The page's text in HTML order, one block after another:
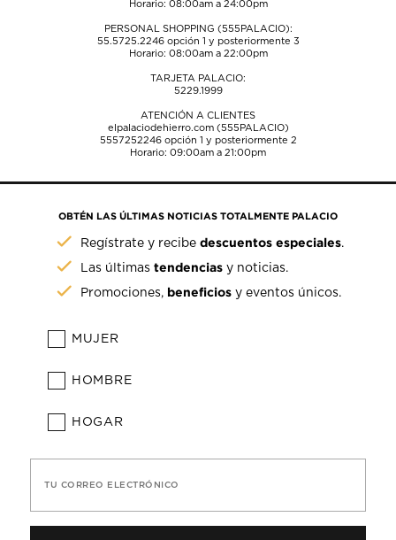
Horario: 08:00am a 24:00pm
PERSONAL SHOPPING (555PALACIO):
55.5725.2246opción 1 y posteriormente 3
Horario: 08:00am a 22:00pm
TARJETA PALACIO:
5229.1999
ATENCIÓN A CLIENTES
elpalaciodehierro.com (555PALACIO)
5557252246opción 1 y posteriormente 2
Horario: 09:00am a 21:00pm
OBTÉN LAS ÚLTIMAS NOTICIAS TOTALMENTE PALACIO
Regístrate y recibedescuentos especiales.
Las últimastendencias y noticias.
Promociones, beneficios y eventos únicos.
MUJER
HOMBRE
HOGAR
TU CORREO ELECTRÓNICO